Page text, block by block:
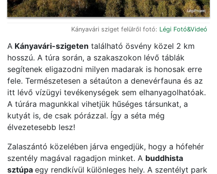
Kányavári sziget felülről fotó: Légi Fotó&Videó
A Kányavári-szigeten található ösvény közel 2 km
hosszú. A túra során, a szakaszokon lévő táblák
segítenek eligazodni milyen madarak is honosak erre
fele. Természetesen a sétaúton a denevérfauna és az
itt lévő vízügyi tevékenységek sem elhanyagolhatóak.
A túrára magunkkal vihetjük hűséges társunkat, a
kutyát is, de csak pórázzal. Így a séta még
élvezetesebb lesz!
Zalaszántó közelében járva engedjük, hogy a hófehér
szentély magával ragadjon minket. A buddhista
sztúpa egy rendkívül különleges hely. A szentélyt park